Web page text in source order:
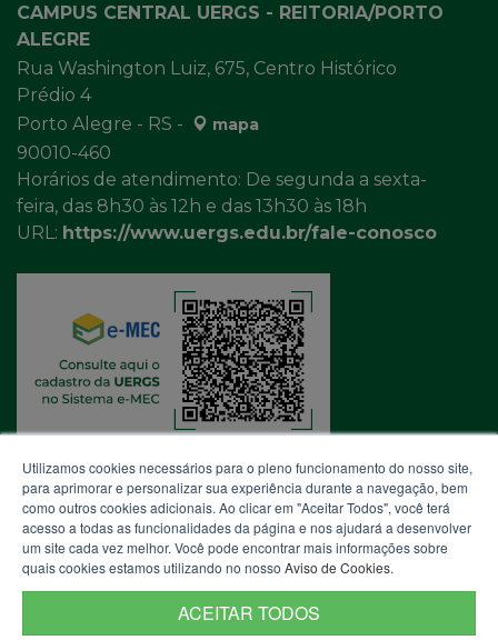
CAMPUS CENTRAL UERGS - REITORIA/PORTO
ALEGRE
Rua Washington Luiz, 675, Centro Histórico
Prédio 4
Porto Alegre - RS -
mapa
90010-460
Horários de atendimento: De segunda a sexta-
feira, das 8h30 às 12h e das 13h30 às 18h
URL: https://www.uergs.edu.br/fale-conosco
Utilizamos cookies necessários para o pleno funcionamento do nosso site,
para aprimorar e personalizar sua experiência durante a navegação, bem
como outros cookies adicionais. Ao clicar em "Aceitar Todos", você terá
acesso a todas as funcionalidades da página e nos ajudará a desenvolver
um site cada vez melhor. Você pode encontrar mais informações sobre
quais cookies estamos utilizando no nosso Aviso de Cookies.
ACEITAR TODOS